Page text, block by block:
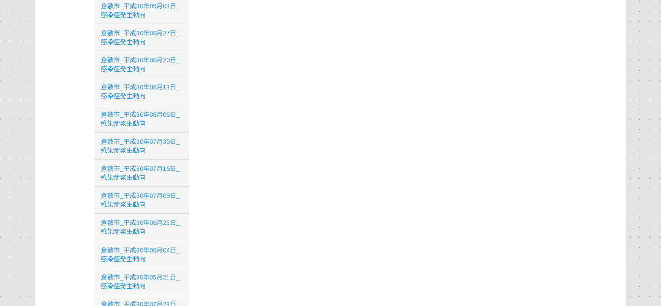
倉敷市_平成30年09月03日_
感染症発生動向
倉敷市_平成30年08月27日_
感染症発生動向
倉敷市_平成30年08月20日_
感染症発生動向
倉敷市_平成30年08月13日_
感染症発生動向
倉敷市_平成30年08月06日_
感染症発生動向
倉敷市_平成30年07月30日_
感染症発生動向
倉敷市_平成30年07月16日_
感染症発生動向
倉敷市_平成30年07月09日_
感染症発生動向
倉敷市_平成30年06月25日_
感染症発生動向
倉敷市_平成30年06月04日_
感染症発生動向
倉敷市_平成30年05月21日_
感染症発生動向
倉敷市_平成30年07月23日_